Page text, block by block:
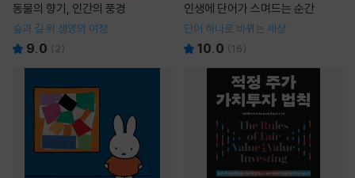
동물의 향기, 인간의 풍경
숲과 길 위 생명의 여정
9.0 ( 2)
인생에 단어가 스며드는 순간
단어 하나로 바뀌는 세상
10.0 (16)